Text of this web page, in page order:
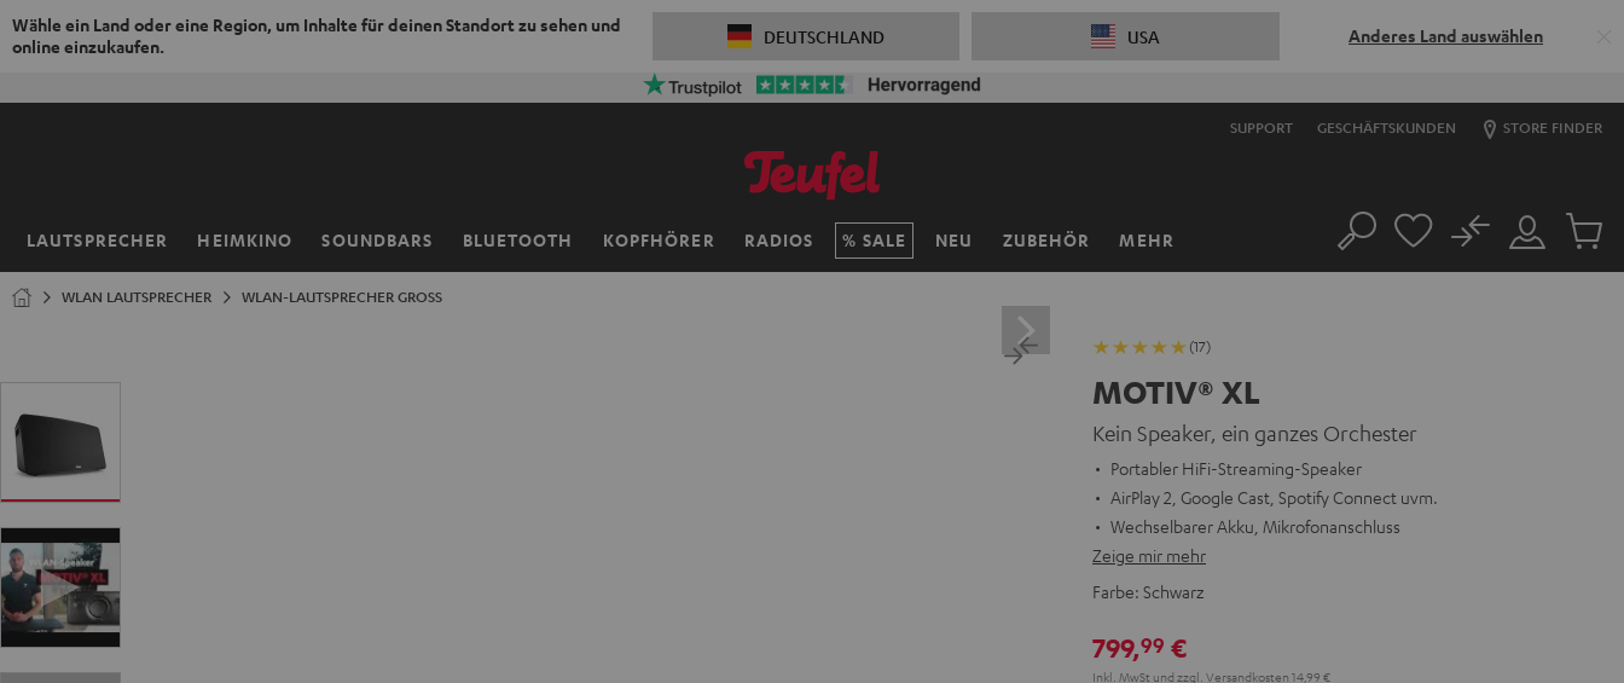
Wähle ein Land oder eine Region, um Inhalte für deinen Standort zu sehen und
online einzukaufen.
DEUTSCHLAND USA Anderes Land auswählen
SUPPORT GESCHÄFTSKUNDEN STORE FINDER
LAUTSPRECHER HEIMKINO SOUNDBARS BLUETOOTH KOPFHÖRER RADIOS SALE NEU ZUBEHÖR MEHR
Startseite Suche
Mein
Konto
No
Artikel
WLAN LAUTSPRECHER WLAN-LAUTSPRECHER GROSS
(17)
MOTIV® XL
Kein Speaker, ein ganzes Orchester
Portabler HiFi-Streaming-Speaker
AirPlay 2, Google Cast, Spotify Connect uvm.
Wechselbarer Akku, Mikrofonanschluss
Zeige mir mehr
Farbe: Schwarz
799,99 €
Inkl. MwSt und zzgl. Versandkosten 14,99 €